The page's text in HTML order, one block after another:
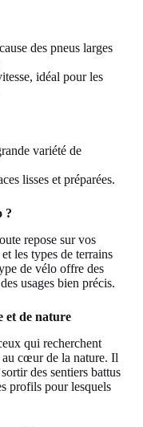
des pneus larges
idéal pour les
variété de
lisses et préparées.
?
repose sur vos
les types de terrains
de vélo offre des
usages bien précis.
et de nature
qui recherchent
cœur de la nature. Il
des sentiers battus
profils pour lesquels